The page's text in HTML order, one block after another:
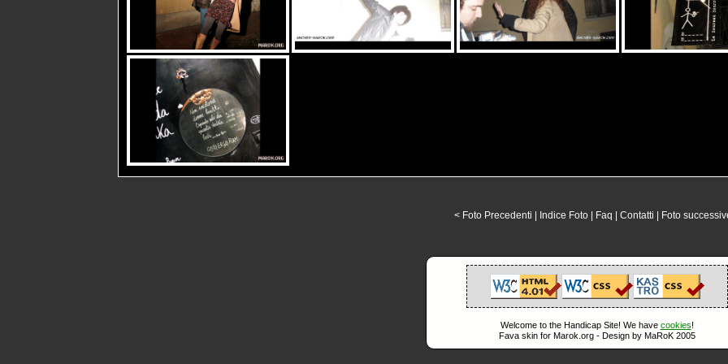
< Foto Precedenti Indice Foto| Faq Contatti Foto
Welcome to the Handicap Site! We have cookies!
Fava skin for Marok.org - Design by MaRoK 2005